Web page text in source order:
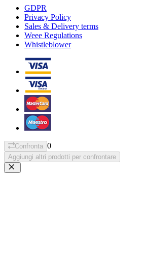
GDPR
Privacy Policy
Sales & Delivery terms
Weee Regulations
Whistleblower
Confronta 0
Aggiungi altri prodotti per confrontare